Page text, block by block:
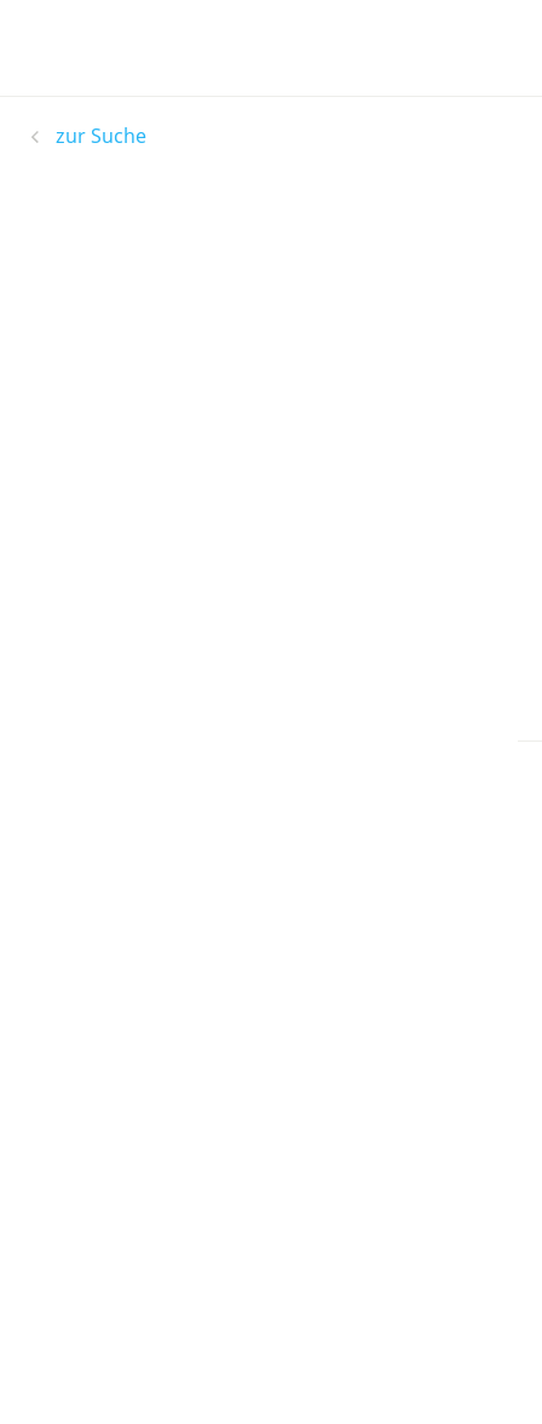
zur Suche